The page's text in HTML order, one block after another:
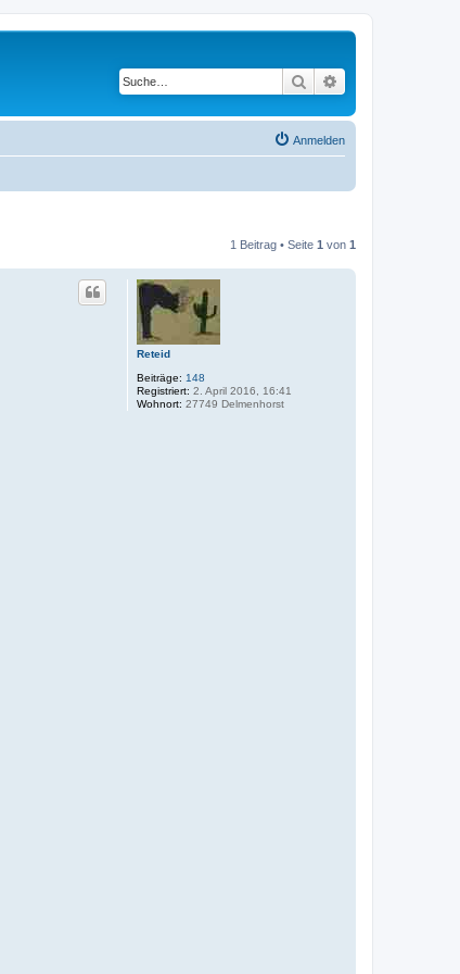
Suche
Anmelden
1 Beitrag • Seite 1 von 1
Reteid
Beiträge: 148
Registriert: 2. April 2016, 16:41
Wohnort: 27749 Delmenhorst